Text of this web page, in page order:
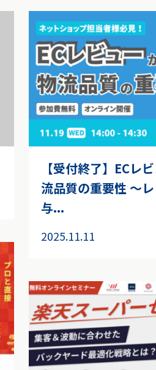
【受付終了】ECレ
流品質の重要性 ～
与...
2025.11.11